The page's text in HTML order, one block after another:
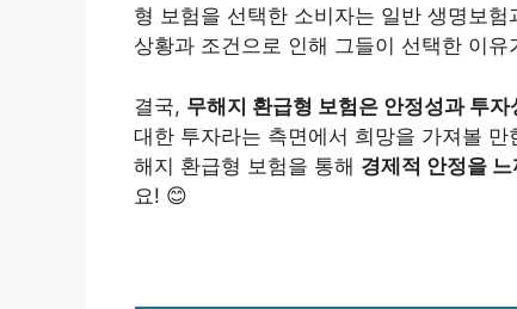
형 보험을 선택한 소비자는 일반 생명보험
상황과 조건으로 인해 그들이 선택한 이
결국, 무해지 환급형 보험은 안정성과 투
대한 투자라는 측면에서 희망을 가져볼
해지 환급형 보험을 통해 경제적 안정을 느
요! 😊